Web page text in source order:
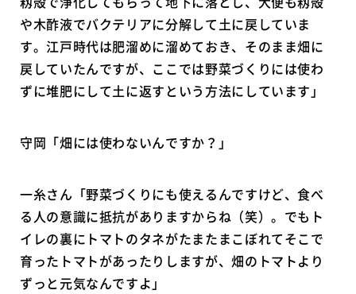
や木酢液でバクテリアに分解して土に戻していま
す。江戸時代は肥溜めに溜めておき、そのまま畑に
戻していたんですが、ここでは野菜づくりには使わ
ずに堆肥にして土に返すという方法にしています」
守岡「畑には使わないんですか？」
一糸さん「野菜づくりにも使えるんですけど、食べ
る人の意識に抵抗がありますからね（笑）。でもト
イレの裏にトマトのタネがたまたまこぼれてそこで
育ったトマトがあったりしますが、畑のトマトより
ずっと元気なんですよ」